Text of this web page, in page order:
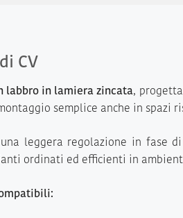
CV
labbro in lamiera zincata,
semplice anche in spazi
leggera regolazione in fase
ordinati ed efficienti in